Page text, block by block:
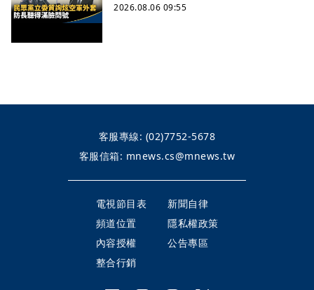
2026.08.06 09:55
客服專線: (02)7752-5678
客服信箱: mnews.cs@mnews.tw
電視節目表
新聞自律
頻道位置
隱私權政策
內容授權
公告專區
整合行銷